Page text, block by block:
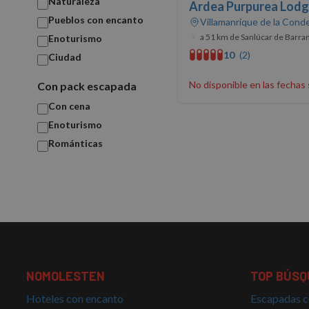
Pueblos con encanto
Enoturismo
Ciudad
Con pack escapada
Con cena
Enoturismo
Románticas
Ardea Purpurea
Villamanrique de la
a 51 km de Sanlúcar de
10 (2)
No disponible en las fechas
NOMOLESTEN
Hoteles con encanto
TOP
Escapadas
Cookies
Las cookies
gestión de cuentas.
Nombre
_ga_PET3GNK9C4
g_state